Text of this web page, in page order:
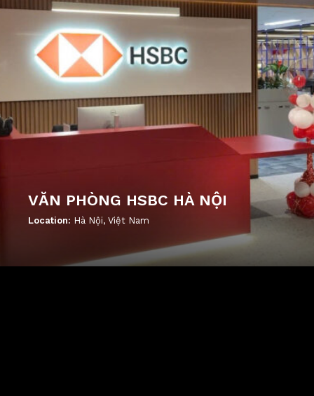
VĂN PHÒNG HSBC HÀ NỘI
Location: Hà Nội, Việt Nam